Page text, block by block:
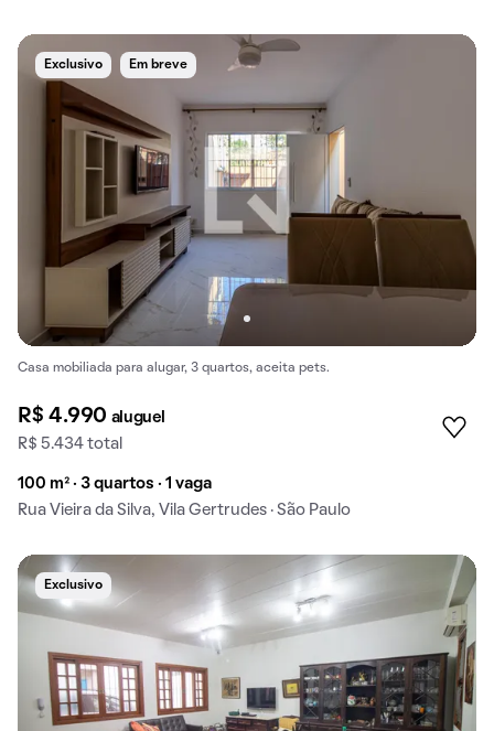
Exclusivo Em breve
Casa mobiliada para alugar, 3 quartos, aceita pets.
R$ 4.990 aluguel
R$ 5.434 total
100 m² · 3 quartos · 1 vaga
Rua Vieira da Silva, Vila Gertrudes · São Paulo
Exclusivo